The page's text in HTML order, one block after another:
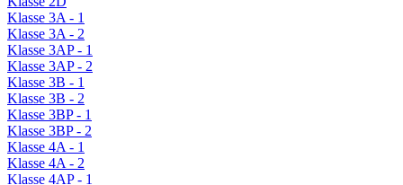
Klasse 3A - 1
Klasse 3A - 2
Klasse 3AP - 1
Klasse 3AP - 2
Klasse 3B - 1
Klasse 3B - 2
Klasse 3BP - 1
Klasse 3BP - 2
Klasse 4A - 1
Klasse 4A - 2
Klasse 4AP - 1